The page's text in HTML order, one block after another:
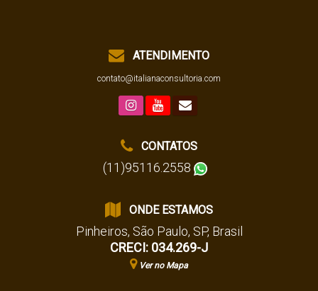
ATENDIMENTO
contato@italianaconsultoria.com
CONTATOS
(11)95116.2558
ONDE ESTAMOS
Pinheiros, São Paulo, SP, Brasil
CRECI: 034.269-J
Ver no Mapa